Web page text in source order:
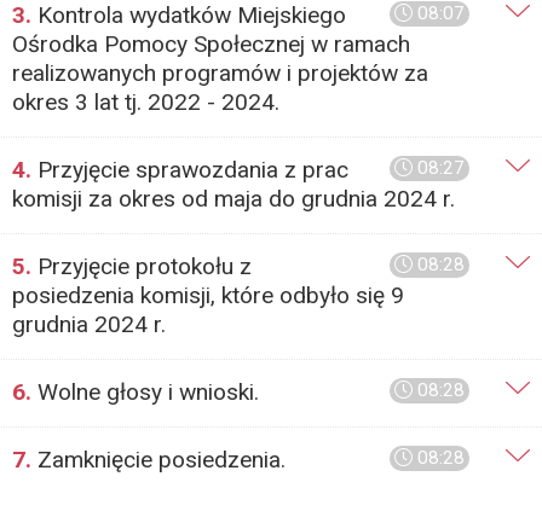
08:07
3. Kontrola wydatków Miejskiego
Ośrodka Pomocy Społecznej w ramach
realizowanych programów i projektów za
okres 3 lat tj. 2022 - 2024.
08:27
4. Przyjęcie sprawozdania z prac
komisji za okres od maja do grudnia 2024 r.
08:28
5. Przyjęcie protokołu z
posiedzenia komisji, które odbyło się 9
grudnia 2024 r.
08:28
6. Wolne głosy i wnioski.
08:28
7. Zamknięcie posiedzenia.